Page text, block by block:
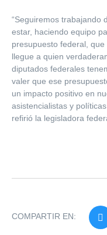
“Seguiremos trabajando
estar, haciendo equipo
presupuesto federal,
llegue a quien
diputados federales
valer que ese
un impacto positivo en
asistencialistas y
refirió la legisladora
COMPARTIR EN: